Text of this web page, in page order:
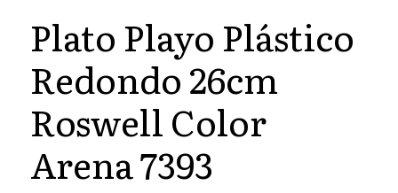
Plato Playo Plástico
Redondo 26cm
Roswell Color
Arena 7393